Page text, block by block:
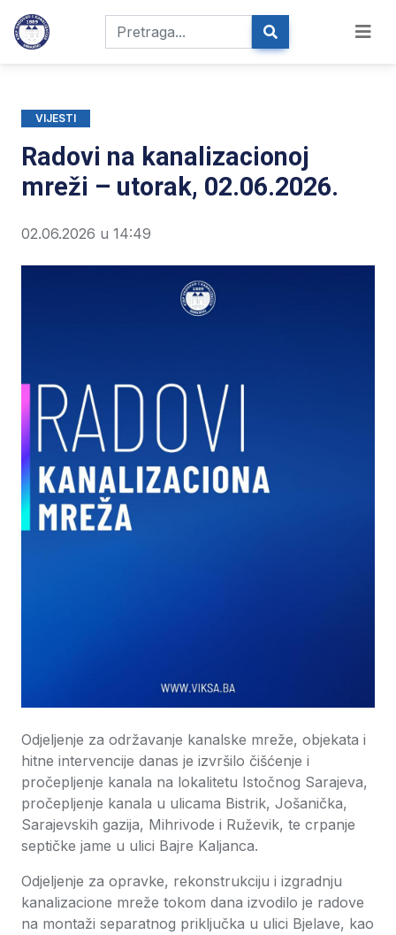
VIJESTI
Radovi na kanalizacionoj
mreži – utorak, 02.06.2026.
02.06.2026 u 14:49
Odjeljenje za održavanje kanalske mreže, objekata i
hitne intervencije danas je izvršilo čišćenje i
pročepljenje kanala na lokalitetu Istočnog Sarajeva,
pročepljenje kanala u ulicama Bistrik, Jošanička,
Sarajevskih gazija, Mihrivode i Ruževik, te crpanje
septičke jame u ulici Bajre Kaljanca.
Odjeljenje za opravke, rekonstrukciju i izgradnju
kanalizacione mreže tokom dana izvodilo je radove
na montaži separatnog priključka u ulici Bjelave, kao